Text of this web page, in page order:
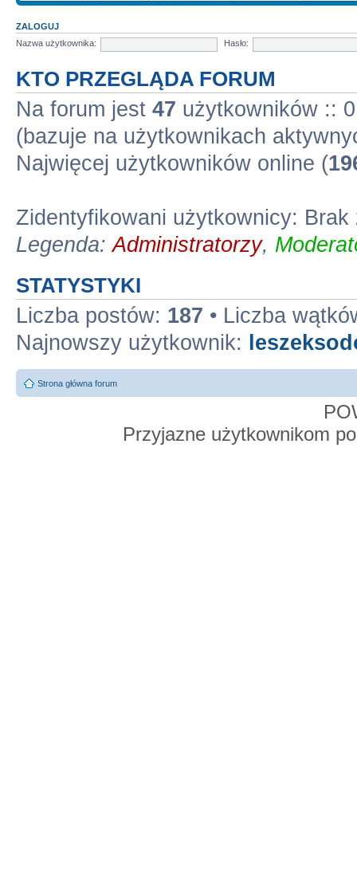
ZALOGUJ
Nazwa użytkownika:
Hasło:
KTO PRZEGLĄDA FORUM
Na forum jest 47 użytkowników ::
(bazuje na użytkownikach
Najwięcej użytkowników online (
Zidentyfikowani użytkownicy:
Legenda:Administratorzy,
STATYSTYKI
Liczba postów: 187 • Liczba
Najnowszy użytkownik:
Strona główna forum
Przyjazne użytkownikom